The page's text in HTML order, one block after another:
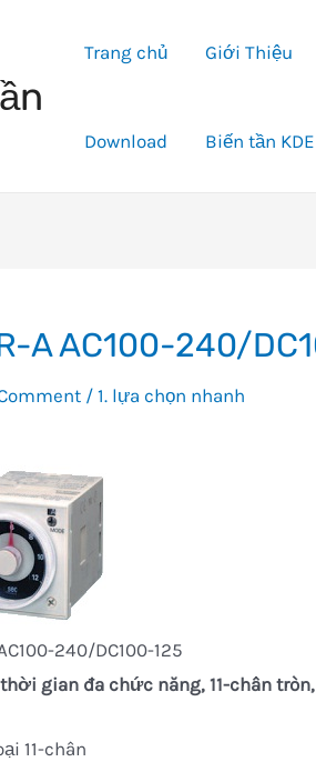
Trang chủ Giới Thiệu
Download Biến tần KDE
A AC100-240/
/ 1. lựa chọn nhanh
240/DC100-125
gian đa chức năng, 11-chân
11-chân